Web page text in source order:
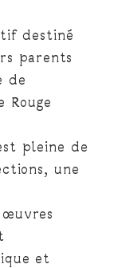
destiné
parents
de
Rouge
pleine de
une
et